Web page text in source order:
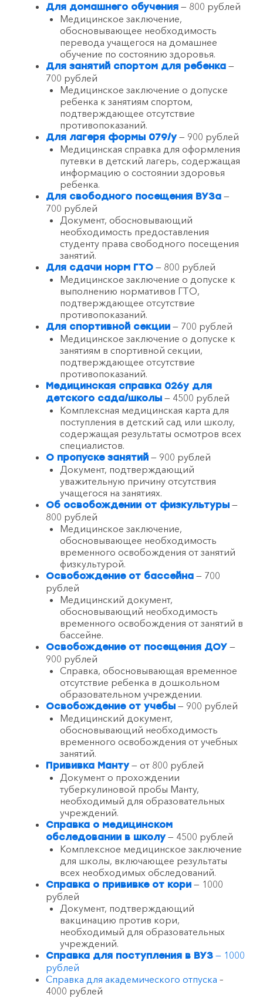
Для домашнего обучения — 800 рублей
Медицинское заключение,
обосновывающее необходимость
перевода учащегося на домашнее
обучение по состоянию здоровья.
Для занятий спортом для ребенка —
700 рублей
Медицинское заключение о допуске
ребенка к занятиям спортом,
подтверждающее отсутствие
противопоказаний.
Для лагеря формы 079/у— 900 рублей
Медицинская справка для оформления
путевки в детский лагерь, содержащая
информацию о состоянии здоровья
ребенка.
Для свободного посещения ВУЗа —
700 рублей
Документ, обосновывающий
необходимость предоставления
студенту права свободного посещения
занятий.
Для сдачи норм ГТО — 800 рублей
Медицинское заключение о допуске к
выполнению нормативов ГТО,
подтверждающее отсутствие
противопоказаний.
Для спортивной секции — 700 рублей
Медицинское заключение о допуске к
занятиям в спортивной секции,
подтверждающее отсутствие
противопоказаний.
Медицинская справка 026у для
детского сада/школы — 4500 рублей
Комплексная медицинская карта для
поступления в детский сад или школу,
содержащая результаты осмотров всех
специалистов.
О пропуске занятий — 900 рублей
Документ, подтверждающий
уважительную причину отсутствия
учащегося на занятиях.
Об освобождении от физкультуры —
800 рублей
Медицинское заключение,
обосновывающее необходимость
временного освобождения от занятий
физкультурой.
Освобождение от бассейна — 700
рублей
Медицинский документ,
обосновывающий необходимость
временного освобождения от занятий в
бассейне.
Освобождение от посещения ДОУ —
900 рублей
Справка, обосновывающая временное
отсутствие ребенка в дошкольном
образовательном учреждении.
Освобождение от учебы — 900 рублей
Медицинский документ,
обосновывающий необходимость
временного освобождения от учебных
занятий.
Прививка Манту— от 800 рублей
Документ о прохождении
туберкулиновой пробы Манту,
необходимый для образовательных
учреждений.
Справка о медицинском
обследовании в школу— 4500 рублей
Комплексное медицинское заключение
для школы, включающее результаты
всех необходимых обследований.
Справка о прививке от кори — 1000
рублей
Документ, подтверждающий
вакцинацию против кори,
необходимый для образовательных
учреждений.
Справка для поступления в ВУЗ — 1000
рублей
Справка для академического отпуска –
4000 рублей